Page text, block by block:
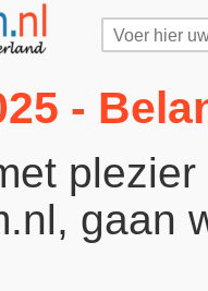
-
gaan